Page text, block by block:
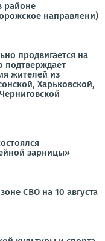
районе
направлени)
продвигается на
подтверждает
жителей из
Харьковской,
зарницы»
СВО на 10 августа